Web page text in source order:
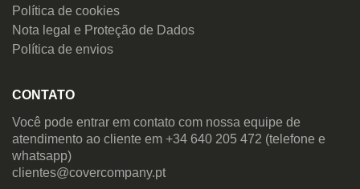
Política de cookies
Nota legal e Proteção de Dados
Política de envios
CONTATO
Você pode entrar em contato com nossa equipe de
atendimento ao cliente em +34 640 205 472 (telefone e
whatsapp)
clientes@covercompany.pt